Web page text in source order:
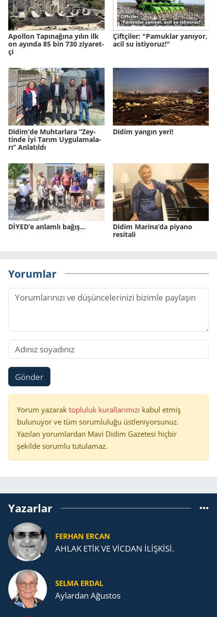
Apol­lon Ta­pı­na­ğına yılın ilk
on ayın­da 85 bin 730 zi­ya­ret­
çi
Çift­çi­ler: "Pa­muk­lar ya­nı­yor,
acil su is­ti­yo­ruz!"
Didim’de Muh­tar­la­ra “Zey­
tin­de İyi Tarım Uy­gu­la­ma­la­
rı” An­la­tıl­dı
Didim yangın yeri!
DİYED’e anlamlı bağış…
Didim Marina’da piyano
resitali
Yorumlar
Gönder
Yorum yazarak topluluk kurallarımızı kabul etmiş
bulunuyor ve tüm sorumluluğu üstleniyorsunuz.
Yazılan yorumlardan Mavi Didim Gazetesi hiçbir
şekilde sorumlu tutulamaz.
Yazarlar
FERHAN ERCAN
AHLAK ETİK VE VİCDAN İLİŞKİSİ.
SELMA ERDAL
Aylardan Ağustos